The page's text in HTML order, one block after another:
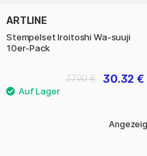
ARTLINE
Stempelset Iroitoshi Wa-suuji
10er-Pack
30.32 €
37.90 €